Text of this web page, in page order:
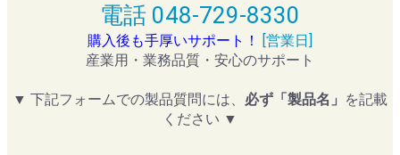
電話 048-729-8330
購入後も手厚いサポート！
[営業日]
産業用・業務品質・安心のサポート
▼ 下記フォームでの製品質問には、 必ず「製品名」 を記載
ください ▼